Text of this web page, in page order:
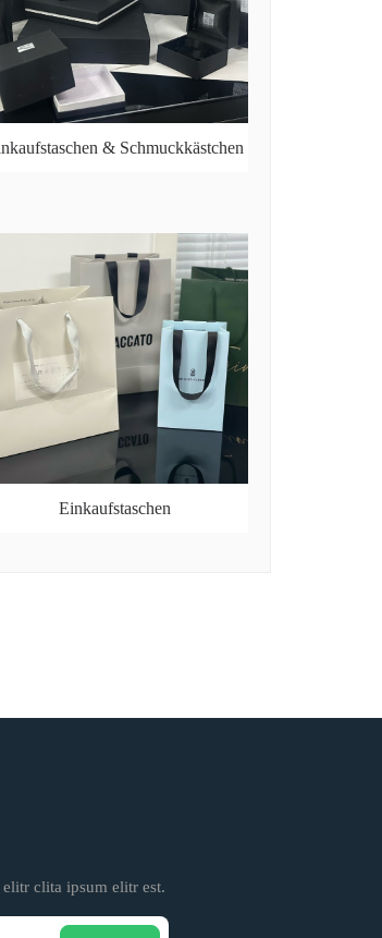
& Schmuckkästchen
Einkaufstaschen
clita ipsum elitr est.